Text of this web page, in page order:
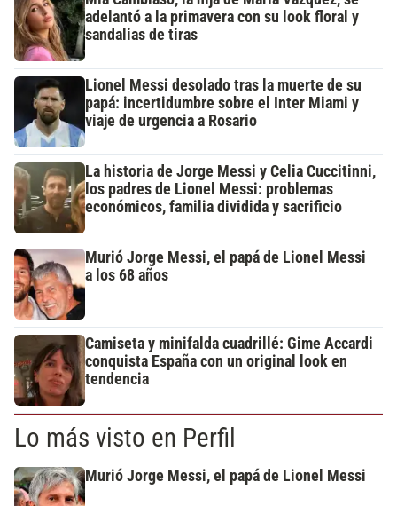
adelantó a la primavera con su look floral y
sandalias de tiras
Lionel Messi desolado tras la muerte de su
papá: incertidumbre sobre el Inter Miami y
viaje de urgencia a Rosario
La historia de Jorge Messi y Celia Cuccitinni,
los padres de Lionel Messi: problemas
económicos, familia dividida y sacrificio
Murió Jorge Messi, el papá de Lionel Messi
a los 68 años
Camiseta y minifalda cuadrillé: Gime Accardi
conquista España con un original look en
tendencia
Lo más visto en Perfil
Murió Jorge Messi, el papá de Lionel Messi